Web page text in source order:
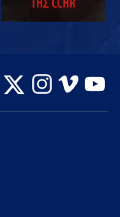
ΕΞΕΡΕΥΝΗΣΤΕ ΤΗ
ΣΕΙΡΑ